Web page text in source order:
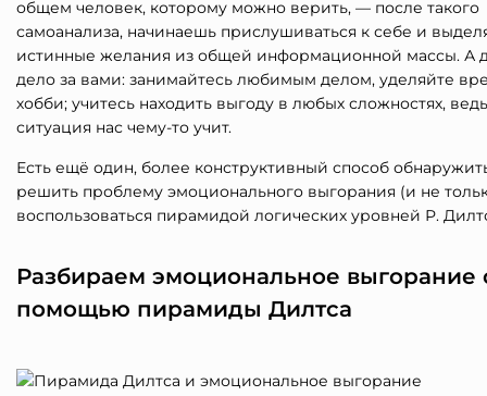
общем человек, которому можно верить, — после такого
самоанализа, начинаешь прислушиваться к себе и
истинные желания из общей информационной массы. А
дело за вами: занимайтесь любимым делом, уделяйте
хобби; учитесь находить выгоду в любых сложностях,
ситуация нас чему-то учит.
Есть ещё один, более конструктивный способ
решить проблему эмоционального выгорания (и не
воспользоваться пирамидой логических уровней Р.
Разбираем эмоциональное выгорание
помощью пирамиды Дилтса